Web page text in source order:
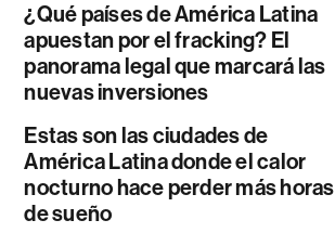
¿Qué países de América Latina
apuestan por el fracking? El
panorama legal que marcará las
nuevas inversiones
Estas son las ciudades de
América Latina donde el calor
nocturno hace perder más horas
de sueño